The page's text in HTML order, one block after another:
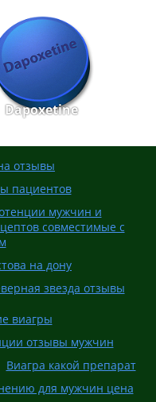
Dapoxetine
отзывы
пациентов
мужчин и
совместимые с
на дону
звезда отзывы
виагры
отзывы мужчин
Виагра какой препарат
для мужчин цена